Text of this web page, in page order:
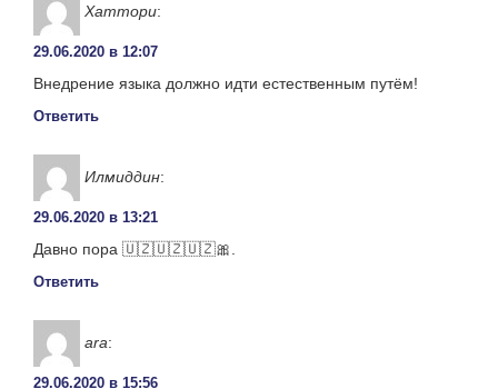
Хаттори:
29.06.2020 в 12:07
Внедрение языка должно идти естественным путём!
Ответить
Илмиддин:
29.06.2020 в 13:21
Давно пора 🇺🇿🇺🇿🇺🇿🎀.
Ответить
ara:
29.06.2020 в 15:56